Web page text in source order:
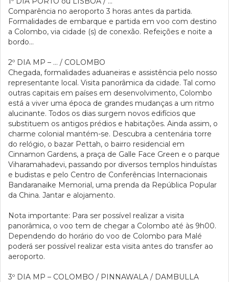
Comparência no aeroporto 3 horas antes da partida.
Formalidades de embarque e partida em voo com destino
a Colombo, via cidade (s) de conexão. Refeições e noite a
bordo…
2º DIA MP – … / COLOMBO
Chegada, formalidades aduaneiras e assistência pelo nosso
representante local. Visita panorâmica da cidade. Tal como
outras capitais em países em desenvolvimento, Colombo
está a viver uma época de grandes mudanças a um ritmo
alucinante. Todos os dias surgem novos edifícios que
substituem os antigos prédios e habitações. Ainda assim, o
charme colonial mantém-se. Descubra a centenária torre
do relógio, o bazar Pettah, o bairro residencial em
Cinnamon Gardens, a praça de Galle Face Green e o parque
Viharamahadevi, passando por diversos templos hinduístas
e budistas e pelo Centro de Conferências Internacionais
Bandaranaike Memorial, uma prenda da República Popular
da China. Jantar e alojamento.
Nota importante: Para ser possível realizar a visita
panorâmica, o voo tem de chegar a Colombo até às 9h00.
Dependendo do horário do voo de Colombo para Malé
poderá ser possível realizar esta visita antes do transfer ao
aeroporto.
3º DIA MP – COLOMBO / PINNAWALA / DAMBULLA